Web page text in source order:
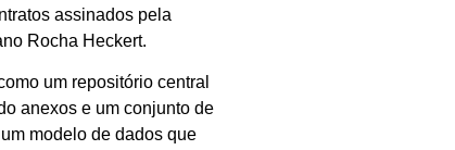
assinados pela
Rocha Heckert.
um repositório central
anexos e um conjunto de
modelo de dados que